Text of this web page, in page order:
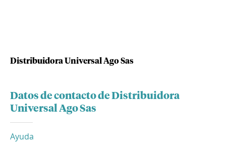
Distribuidora Universal Ago Sas
Datos de contacto de Distribuidora
Universal Ago Sas
Ayuda